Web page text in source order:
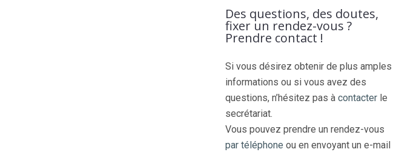
Des questions, des doutes,
fixer un rendez-vous ?
Prendre contact !
Si vous désirez obtenir de plus amples
informations ou si vous avez des
questions, n’hésitez pas à contacter le
secrétariat.
Vous pouvez prendre un rendez-vous
par téléphone ou en envoyant un e-mail